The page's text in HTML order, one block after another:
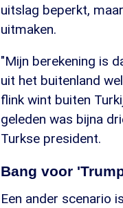
uitslag beperkt,
uitmaken.
"Mijn berekening is
uit het buitenland
flink wint buiten
geleden was bijna
Turkse president.
Bang voor
Een ander scenario